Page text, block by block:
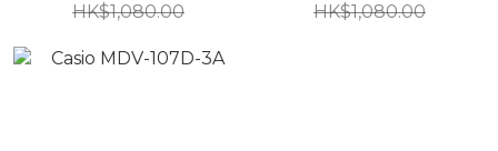
HK$1,080.00
HK$1,080.00